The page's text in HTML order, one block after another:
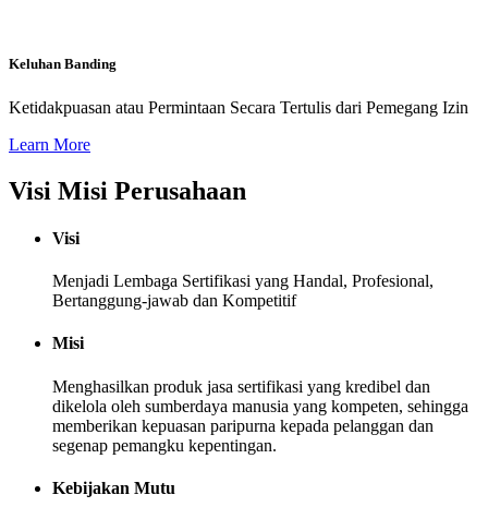
Keluhan Banding
Ketidakpuasan atau Permintaan Secara Tertulis dari Pemegang Izin
Learn More
Visi Misi Perusahaan
Visi
Menjadi Lembaga Sertifikasi yang Handal, Profesional,
Bertanggung-jawab dan Kompetitif
Misi
Menghasilkan produk jasa sertifikasi yang kredibel dan
dikelola oleh sumberdaya manusia yang kompeten, sehingga
memberikan kepuasan paripurna kepada pelanggan dan
segenap pemangku kepentingan.
Kebijakan Mutu